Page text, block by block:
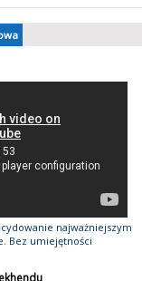
najważniejszym
Bez umiejętności